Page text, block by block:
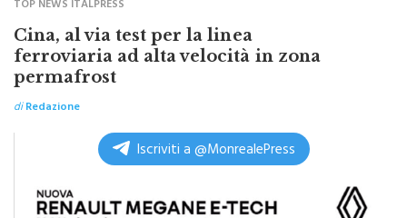
Cina, al via test per la linea
ferroviaria ad alta velocità in zona
permafrost
diRedazione
Iscriviti a @MonrealePress